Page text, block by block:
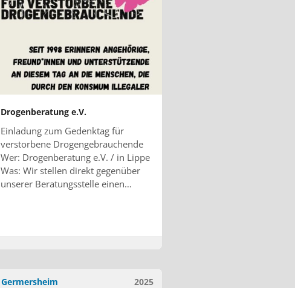
Drogenberatung e.V.
Einladung zum Gedenktag für
verstorbene Drogengebrauchende
Wer: Drogenberatung e.V. / in Lippe
Was: Wir stellen direkt gegenüber
unserer Beratungsstelle einen…
2025
Germersheim